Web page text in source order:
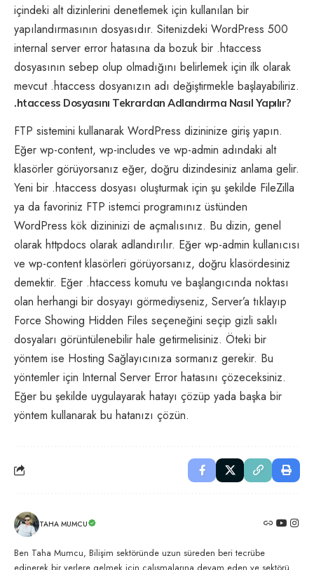
içindeki alt dizinlerini denetlemek için kullanılan bir
yapılandırmasının dosyasıdır. Sitenizdeki WordPress 500
internal server error hatasına da bozuk bir .htaccess
dosyasının sebep olup olmadığını belirlemek için ilk olarak
mevcut .htaccess dosyanızın adı değiştirmekle başlayabiliriz.
.htaccess Dosyasını Tekrardan Adlandırma Nasıl Yapılır?
FTP sistemini kullanarak WordPress dizininize giriş yapın.
Eğer wp-content, wp-includes ve wp-admin adındaki alt
klasörler görüyorsanız eğer, doğru dizindesiniz anlama gelir.
Yeni bir .htaccess dosyası oluşturmak için şu şekilde FileZilla
ya da favoriniz FTP istemci programınız üstünden
WordPress kök dizininizi de açmalısınız. Bu dizin, genel
olarak httpdocs olarak adlandırılır. Eğer wp-admin kullanıcısı
ve wp-content klasörleri görüyorsanız, doğru klasördesiniz
demektir. Eğer .htaccess komutu ve başlangıcında noktası
olan herhangi bir dosyayı görmediyseniz, Server’a tıklayıp
Force Showing Hidden Files seçeneğini seçip gizli saklı
dosyaları görüntülenebilir hale getirmelisiniz. Öteki bir
yöntem ise Hosting Sağlayıcınıza sormanız gerekir. Bu
yöntemler için Internal Server Error hatasını çözeceksiniz.
Eğer bu şekilde uygulayarak hatayı çözüp yada başka bir
yöntem kullanarak bu hatanızı çözün.
TAHA MUMCU
Ben Taha Mumcu, Bilişim sektöründe uzun süreden beri tecrübe